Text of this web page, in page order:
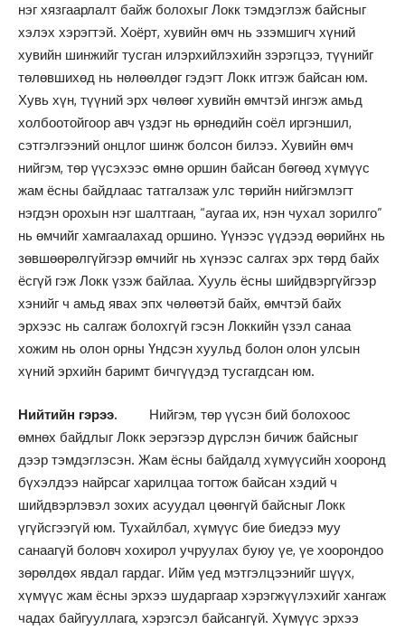
нэг хязгаарлалт байж болохыг Локк тэмдэглэж байсныг
хэлэх хэрэгтэй. Хоёрт, хувийн өмч нь эзэмшигч хүний
хувийн шинжийг тусган илэрхийлэхийн зэрэгцээ, түүнийг
төлөвшихөд нь нөлөөлдөг гэдэгт Локк итгэж байсан юм.
Хувь хүн, түүний эрх чөлөөг хувийн өмчтэй ингэж амьд
холбоотойгоор авч үздэг нь өрнөдийн соёл иргэншил,
сэтгэлгээний онцлог шинж болсон билээ. Хувийн өмч
нийгэм, төр үүсэхээс өмнө оршин байсан бөгөөд хүмүүс
жам ёсны байдлаас татгалзаж улс төрийн нийгэмлэгт
нэгдэн орохын нэг шалтгаан, “аугаа их, нэн чухал зорилго”
нь өмчийг хамгаалахад оршино. Үүнээс үүдээд өөрийнх нь
зөвшөөрөлгүйгээр өмчийг нь хүнээс салгах эрх төрд байх
ёсгүй гэж Локк үзэж байлаа. Хууль ёсны шийдвэргүйгээр
хэнийг ч амьд явах эпх чөлөөтэй байх, өмчтэй байх
эрхээс нь салгаж болохгүй гэсэн Локкийн үзэл санаа
хожим нь олон орны Үндсэн хуульд болон олон улсын
хүний эрхийн баримт бичгүүдэд тусгагдсан юм.
Нийтийн гэрээ. Нийгэм, төр үүсэн бий болохоос
өмнөх байдлыг Локк эерэгээр дүрслэн бичиж байсныг
дээр тэмдэглэсэн. Жам ёсны байдалд хүмүүсийн хооронд
бүхэлдээ найрсаг харилцаа тогтож байсан хэдий ч
шийдвэрлэвэл зохих асуудал цөөнгүй байсныг Локк
үгүйсгээгүй юм. Тухайлбал, хүмүүс бие биедээ муу
санаагүй боловч хохирол учруулах буюу үе, үе хоорондоо
зөрөлдөх явдал гардаг. Ийм үед мэтгэлцээнийг шүүх,
хүмүүс жам ёсны эрхээ шударгаар хэрэгжүүлэхийг хангаж
чадах байгууллага, хэрэгсэл байсангүй. Хүмүүс эрхээ